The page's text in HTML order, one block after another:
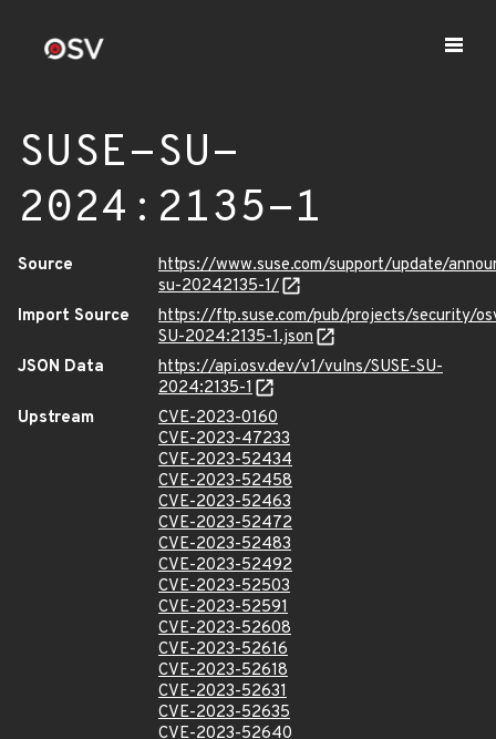
SUSE-SU-
2024:2135-1
Source
https://www.suse.com/support/update/
su-20242135-1/
Import Source
https://ftp.suse.com/pub/projects/security/
SU-2024:2135-1.json
JSON Data
https://api.osv.dev/v1/vulns/SUSE-SU-
2024:2135-1
Upstream
CVE-2023-0160
CVE-2023-47233
CVE-2023-52434
CVE-2023-52458
CVE-2023-52463
CVE-2023-52472
CVE-2023-52483
CVE-2023-52492
CVE-2023-52503
CVE-2023-52591
CVE-2023-52608
CVE-2023-52616
CVE-2023-52618
CVE-2023-52631
CVE-2023-52635
CVE-2023-52640